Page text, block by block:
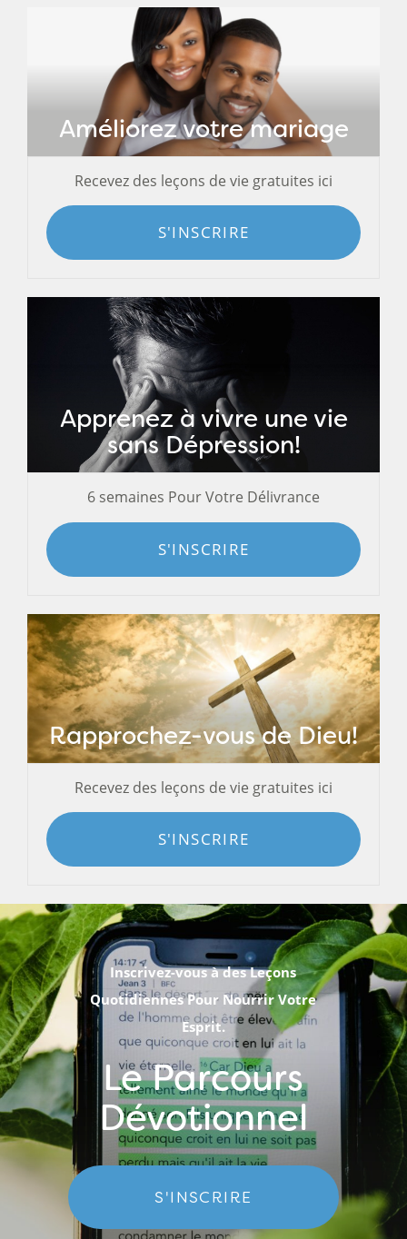
Améliorez votre mariage
Recevez des leçons de vie gratuites ici
S'INSCRIRE
Apprenez à vivre une vie
sans Dépression!
6 semaines Pour Votre Délivrance
S'INSCRIRE
Rapprochez-vous de Dieu!
Recevez des leçons de vie gratuites ici
S'INSCRIRE
Inscrivez-vous à des Leçons
Quotidiennes Pour Nourrir Votre
Esprit.
Le Parcours
Dévotionnel
S'INSCRIRE